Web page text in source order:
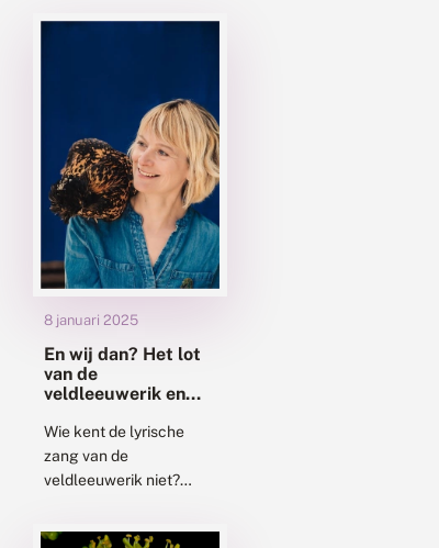
engeltjes, ballen in
8 januari 2025
En wij dan? Het lot
van de
veldleeuwerik en
soorten
Wie kent de lyrische
zang van de
veldleeuwerik niet?
minder in de Lage